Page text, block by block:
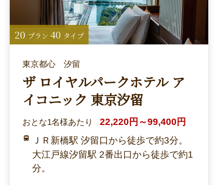
東京都心 汐留
ザ ロイヤルパークホテル ア
イコニック 東京汐留
おとな1名様あたり
22,220円～99,400円
ＪＲ新橋駅 汐留口から徒歩で約3分。
大江戸線汐留駅 2番出口から徒歩で約1
分。
20 プラン 40 タイプ